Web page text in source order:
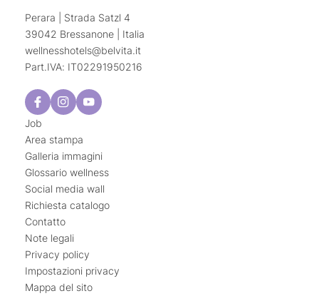
Perara | Strada Satzl 4
39042 Bressanone | Italia
wellnesshotels@belvita.it
Part.IVA: IT02291950216
Job
Area stampa
Galleria immagini
Glossario wellness
Social media wall
Richiesta catalogo
Contatto
Note legali
Privacy policy
Impostazioni privacy
Mappa del sito